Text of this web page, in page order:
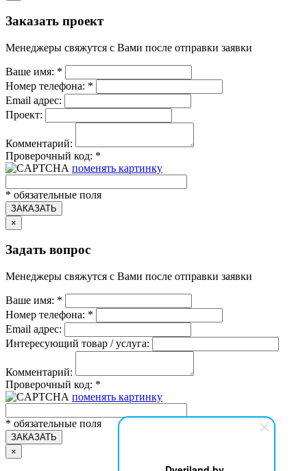
Заказать проект
Менеджеры свяжутся с Вами после отправки заявки
Ваше имя: *
Номер телефона: *
Email адрес:
Проект:
Комментарий:
Проверочный код: *
поменять картинку
* обязательные поля
ЗАКАЗАТЬ
×
Задать вопрос
Менеджеры свяжутся с Вами после отправки заявки
Ваше имя: *
Номер телефона: *
Email адрес:
Интересующий товар / услуга:
Комментарий:
Проверочный код: *
поменять картинку
* обязательные поля
ЗАКАЗАТЬ
×